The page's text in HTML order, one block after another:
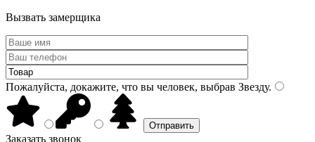
Вызвать замерщика
Пожалуйста, докажите, что вы человек, выбрав Звезду.
Заказать звонок